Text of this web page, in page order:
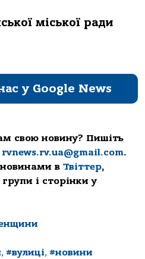
міської ради
у Google News
свою новину? Пишіть
rvnews.rv.ua@gmail.com.
в Твіттер,
і сторінки у
, #вулиці, #новини